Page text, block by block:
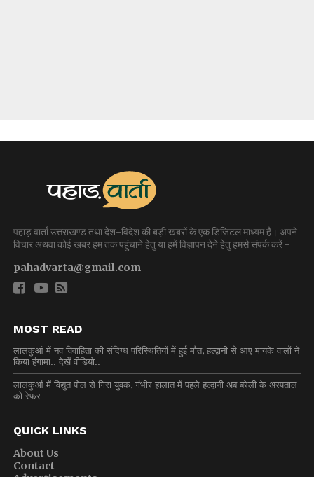
पहाड़ वार्ता उत्तराखण्ड तथा देश-विदेश की बड़ी खबरों के एक डिजिटल माध्यम है। अपने
विचार अथवा कोई खबर हम तक पहुंचाने हेतु या हमें विज्ञापन देने हेतु हमसे संपर्क करें -
pahadvarta@gmail.com
MOST READ
लालकुआं में नव विवाहिता की संदिग्ध परिस्थितियों में हुई मौत, हल्द्वानी से आए मायके वालों ने
किया हंगामा.. देखें वीडियो..
लालकुआं में विद्युत पोल से गिरा युवक, गंभीर हालात में पहले हल्द्वानी अब बरेली के अस्पताल
को रेफर
QUICK LINKS
About Us
Contact